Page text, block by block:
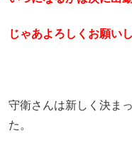
じゃあよろしくお願い
守衛さんは新しく決ま
た。